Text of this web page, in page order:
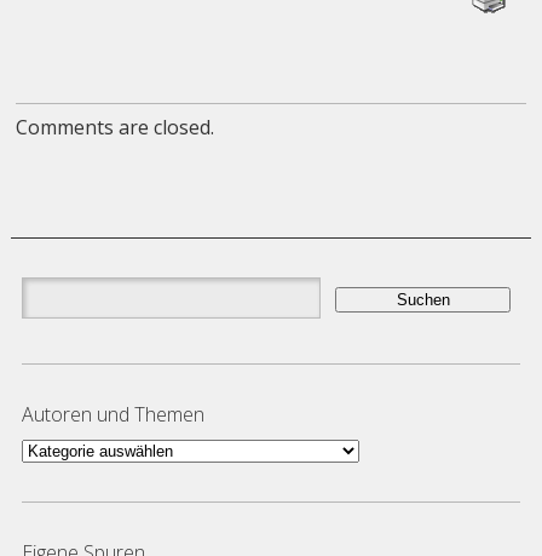
Comments are closed.
Suchen
nach:
Autoren und Themen
Autoren
Themen